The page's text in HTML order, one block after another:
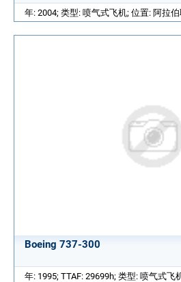
年: 2004; 类型: 喷气式飞机; 位置: 阿拉
Boeing 737-300
年: 1995; TTAF: 29699h; 类型: 喷气式